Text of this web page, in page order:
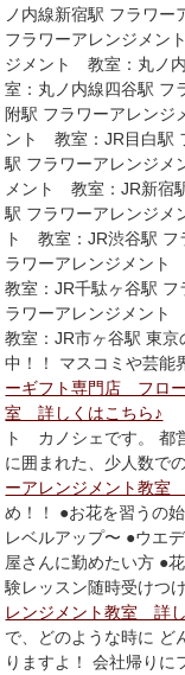
ノ内線新宿駅 フラワ
フラワーアレンジメン
ジメント 教室：丸ノ
室：丸ノ内線四谷駅
附駅 フラワーアレン
ント 教室：JR目白駅
駅 フラワーアレンジ
メント 教室：JR新宿
駅 フラワーアレンジ
ト 教室：JR渋谷駅
ラワーアレンジメン
教室：JR千駄ヶ谷駅
ラワーアレンジメン
教室：JR市ヶ谷駅 東
中！！ マスコミや芸能
ーギフト専門店 フロ
室 詳しくはこちら♪
ト カノシェです。 都
に囲まれた、少人数で
ーアレンジメント教室
め！！ ●お花を習うの
レベルアップ〜 ●ウエ
屋さんに勤めたい方 ●
験レッスン随時受けつ
レンジメント教室 詳
で、どのような時に ど
りますよ！ 会社帰りに